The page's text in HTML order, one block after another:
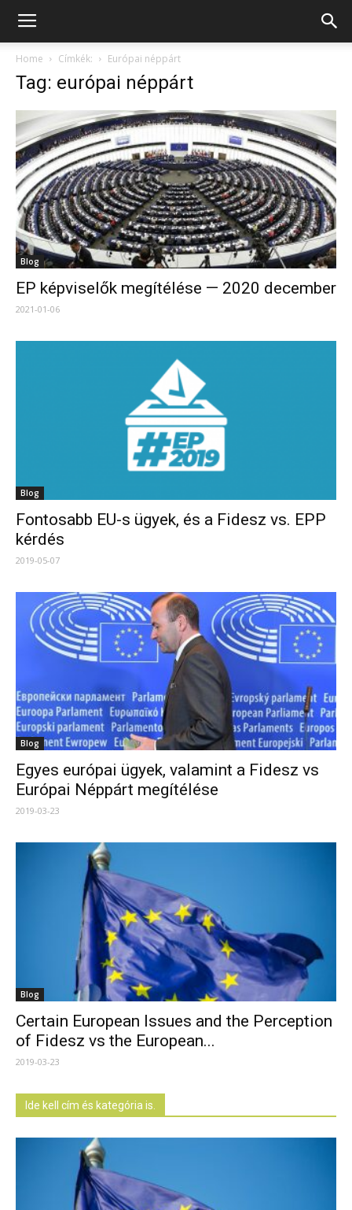
Home Címkék: Európai néppárt
Tag: európai néppárt
Blog
EP képviselők megítélése — 2020 december
2021-01-06
Blog
Fontosabb EU-s ügyek, és a Fidesz vs. EPP
kérdés
2019-05-07
Blog
Egyes európai ügyek, valamint a Fidesz vs
Európai Néppárt megítélése
2019-03-23
Blog
Certain European Issues and the Perception
of Fidesz vs the European...
2019-03-23
Ide kell cím és kategória is.